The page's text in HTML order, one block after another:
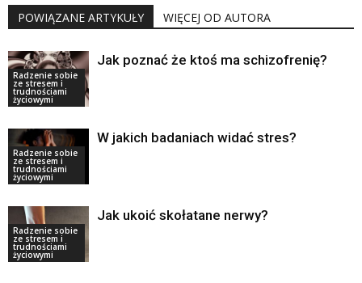
POWIĄZANE ARTYKUŁY WIĘCEJ OD AUTORA
Radzenie sobie
ze stresem i
trudnościami
życiowymi
Jak poznać że ktoś ma schizofrenię?
Radzenie sobie
ze stresem i
trudnościami
życiowymi
W jakich badaniach widać stres?
Radzenie sobie
ze stresem i
trudnościami
życiowymi
Jak ukoić skołatane nerwy?